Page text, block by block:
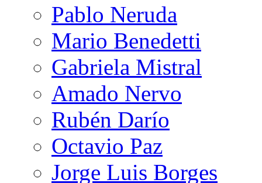
Pablo Neruda
Mario Benedetti
Gabriela Mistral
Amado Nervo
Rubén Darío
Octavio Paz
Jorge Luis Borges